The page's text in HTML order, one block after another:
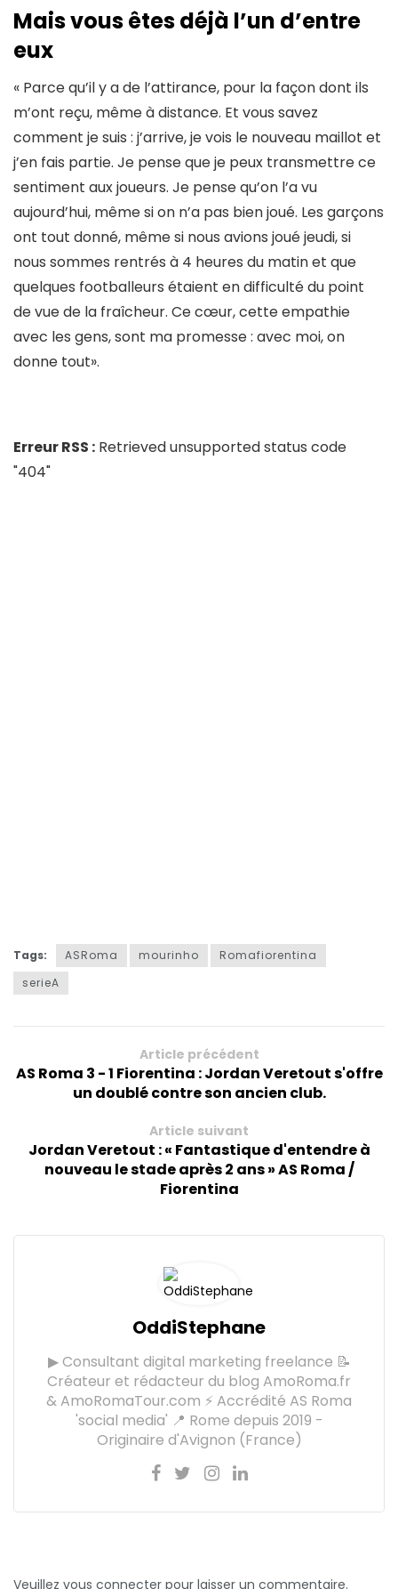
Mais vousêtes déjà l’un d’entre
eux
« Parce qu’il y a de l’attirance, pour la façon dont ils
m’ont reçu, même à distance. Et vous savez
comment je suis : j’arrive, je vois le nouveau maillot et
j’en fais partie. Je pense que je peux transmettre ce
sentiment aux joueurs. Je pense qu’on l’a vu
aujourd’hui, même si on n’a pas bien joué. Les garçons
ont tout donné, même si nous avions joué jeudi, si
nous sommes rentrés à 4 heures du matin et que
quelques footballeurs étaient en difficulté du point
de vue de la fraîcheur. Ce cœur, cette empathie
avec les gens, sont ma promesse : avec moi, on
donne tout».
Erreur RSS : Retrieved unsupported status code
"404"
Tags: ASRoma mourinho
Romafiorentina
serieA
Article précédent
AS Roma 3 - 1 Fiorentina : Jordan Veretout s'offre
un doublé contre son ancien club.
Article suivant
Jordan Veretout : « Fantastique d'entendre à
nouveau le stade après 2 ans » AS Roma /
Fiorentina
OddiStephane
▶ Consultant digital marketing freelance 📝
Créateur et rédacteur du blog AmoRoma.fr
& AmoRomaTour.com ⚡ Accrédité AS Roma
'social media' 📍 Rome depuis 2019 -
Originaire d'Avignon (France)
Veuillez vous connecter pour laisser un commentaire.